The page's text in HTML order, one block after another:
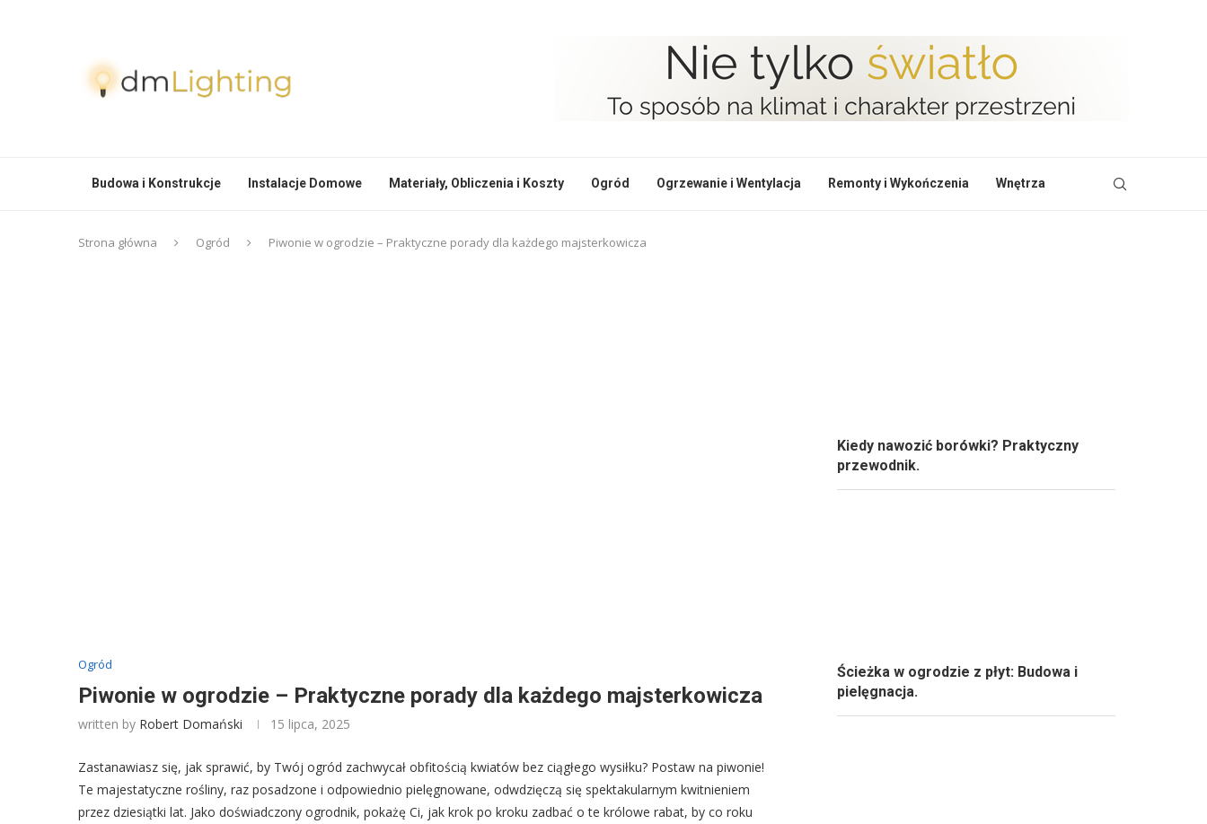
Budowa i Konstrukcje Instalacje Domowe Materiały, Obliczenia i Koszty Ogród Ogrzewanie i Wentylacja Remonty i Wykończenia Wnętrza
Strona główna Ogród Piwonie w ogrodzie – Praktyczne porady dla każdego majsterkowicza
Ogród
Piwonie w ogrodzie – Praktyczne porady dla każdego majsterkowicza
written by Robert Domański 15 lipca, 2025
Zastanawiasz się, jak sprawić, by Twój ogród zachwycał obfitością kwiatów bez ciągłego wysiłku? Postaw na piwonie!
Te majestatyczne rośliny, raz posadzone i odpowiednio pielęgnowane, odwdzięczą się spektakularnym kwitnieniem
przez dziesiątki lat. Jako doświadczony ogrodnik, pokażę Ci, jak krok po kroku zadbać o te królowe rabat, by co roku
Kiedy nawozić borówki? Praktyczny
przewodnik.
Ścieżka w ogrodzie z płyt: Budowa i
pielęgnacja.